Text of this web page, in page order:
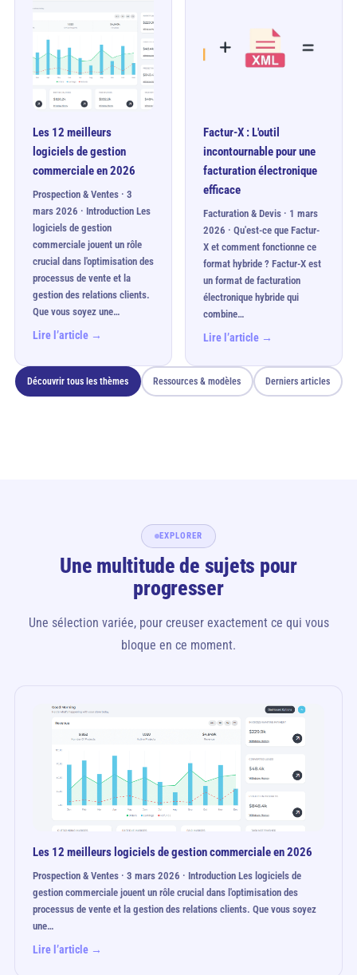
Les 12 meilleurs
logiciels de gestion
commerciale en 2026
Prospection & Ventes · 3
mars 2026 · Introduction Les
logiciels de gestion
commerciale jouent un rôle
crucial dans l'optimisation des
processus de vente et la
gestion des relations clients.
Que vous soyez une…
Lire l’article →
Factur-X : L'outil
incontournable pour une
facturation électronique
efficace
Facturation & Devis · 1 mars
2026 · Qu'est-ce que Factur-
X et comment fonctionne ce
format hybride ? Factur-X est
un format de facturation
électronique hybride qui
combine…
Lire l’article →
Découvrir tous les thèmes Ressources & modèles Derniers articles
EXPLORER
Une multitude de sujets pour
progresser
Une sélection variée, pour creuser exactement ce qui vous
bloque en ce moment.
Les 12 meilleurs logiciels de gestion commerciale en 2026
Prospection & Ventes · 3 mars 2026 · Introduction Les logiciels de
gestion commerciale jouent un rôle crucial dans l'optimisation des
processus de vente et la gestion des relations clients. Que vous soyez
une…
Lire l’article →